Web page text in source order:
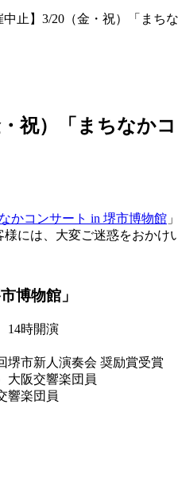
中止】3/20（金・祝）「まち
・祝）「まちなか
かコンサート in 堺市博物館
には、大変ご迷惑をおかけ
博物館」
14時開演
堺市新人演奏会 奨励賞受賞
阪交響楽団員
楽団員